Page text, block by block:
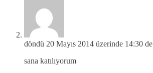
döndü 20 Mayıs 2014 üzerinde 14:30 de
sana katılıyorum